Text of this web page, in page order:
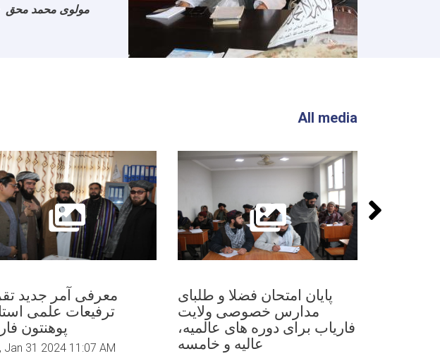
مولوی محمد محق
All media
معرفی آمر جدید
ترفیعات علمی
پوهنتون
Jan 31 2024 11:07 AM
پایان امتحان فضلا و طلبای
مدارس خصوصی ولایت
فاریاب برای دوره های عالمیه،
عالیه و خامسه